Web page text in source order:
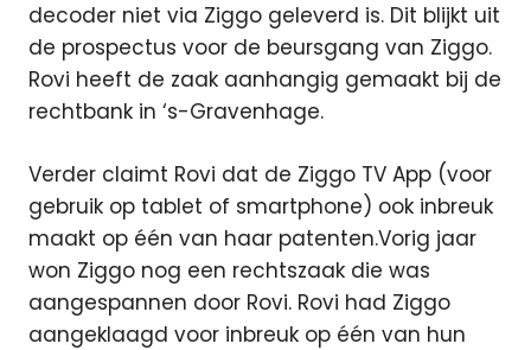
decoder niet via Ziggo geleverd is. Dit blijkt uit
de prospectus voor de beursgang van Ziggo.
Rovi heeft de zaak aanhangig gemaakt bij de
rechtbank in ‘s-Gravenhage.
Verder claimt Rovi dat de Ziggo TV App (voor
gebruik op tablet of smartphone) ook inbreuk
maakt op één van haar patenten.Vorig jaar
won Ziggo nog een rechtszaak die was
aangespannen door Rovi. Rovi had Ziggo
aangeklaagd voor inbreuk op één van hun